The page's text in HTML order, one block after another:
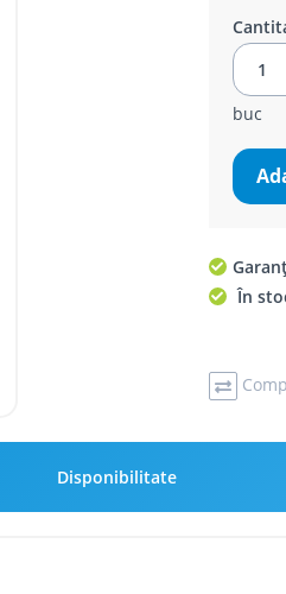
buc
În
Disponibilitate